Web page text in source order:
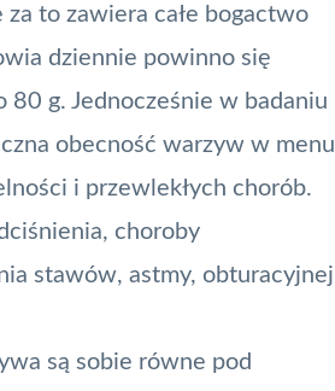
to zawiera całe bogactwo
dziennie powinno się
g. Jednocześnie w badaniu
obecność warzyw w menu
i przewlekłych chorób.
choroby
stawów, astmy, obturacyjnej
są sobie równe pod